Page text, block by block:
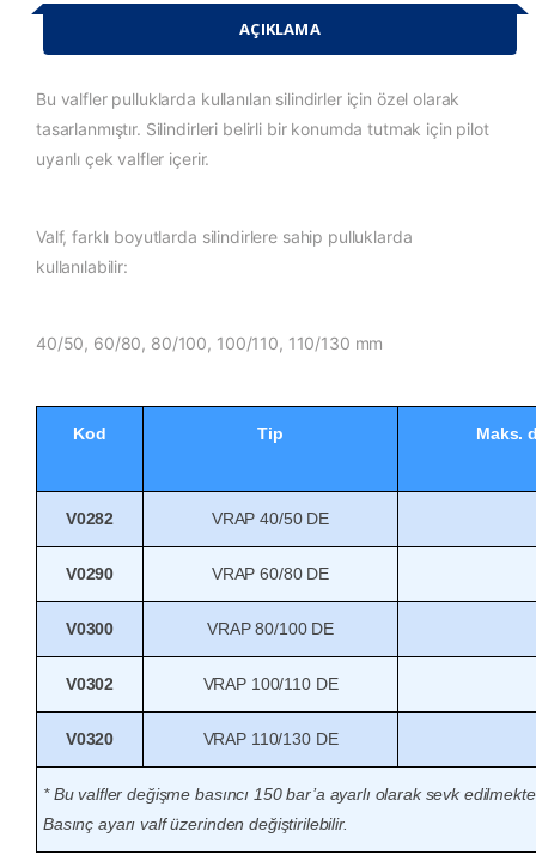
AÇIKLAMA
Bu valfler pulluklarda kullanılan silindirler için özel olarak
tasarlanmıştır. Silindirleri belirli bir konumda tutmak için pilot
uyarılı çek valfler içerir.
Valf, farklı boyutlarda silindirlere sahip pulluklarda
kullanılabilir:
40/50, 60/80, 80/100, 100/110, 110/130 mm
Kod Tip Maks.
V0282 VRAP 40/50 DE
V0290 VRAP 60/80 DE
V0300 VRAP 80/100 DE
V0302 VRAP 100/110 DE
V0320 VRAP 110/130 DE
* Bu valfler değişme basıncı 150 bar’a ayarlı olarak sevk
Basınç ayarı valf üzerinden değiştirilebilir.